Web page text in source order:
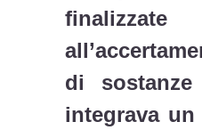
finalizzate
di sostanze
integrava